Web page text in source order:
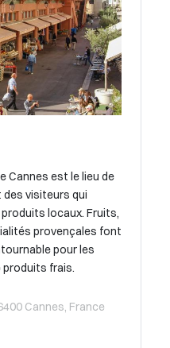
Cannes est le lieu de
visiteurs qui
locaux. Fruits,
provençales font
pour les
produits frais.
Cannes, France